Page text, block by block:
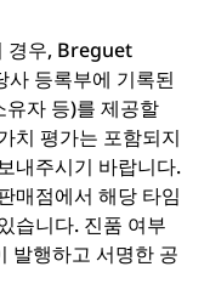
경우, Breguet
등록부에 기록된
유자 등)를 제공할
치 평가는 포함되지
내주시기 바랍니다.
매점에서 해당 타임
습니다. 진품 여부
발행하고 서명한 공